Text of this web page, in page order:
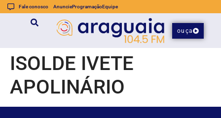
Fale conosco AnuncieProgramaçãoEquipe
ouça
ISOLDE IVETE
APOLINÁRIO